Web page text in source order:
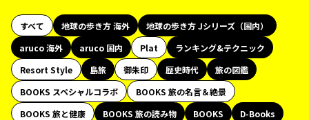
すべて 地球の歩き方 海外
地球の歩き方 Jシリーズ（国内）
aruco 海外
aruco 国内 Plat
ランキング&テクニック
Resort Style
島旅 御朱印 歴史時代
旅の図鑑
BOOKS スペシャルコラボ
BOOKS 旅の名言＆絶景
BOOKS 旅と健康
BOOKS 旅の読み物 BOOKS
D-Books